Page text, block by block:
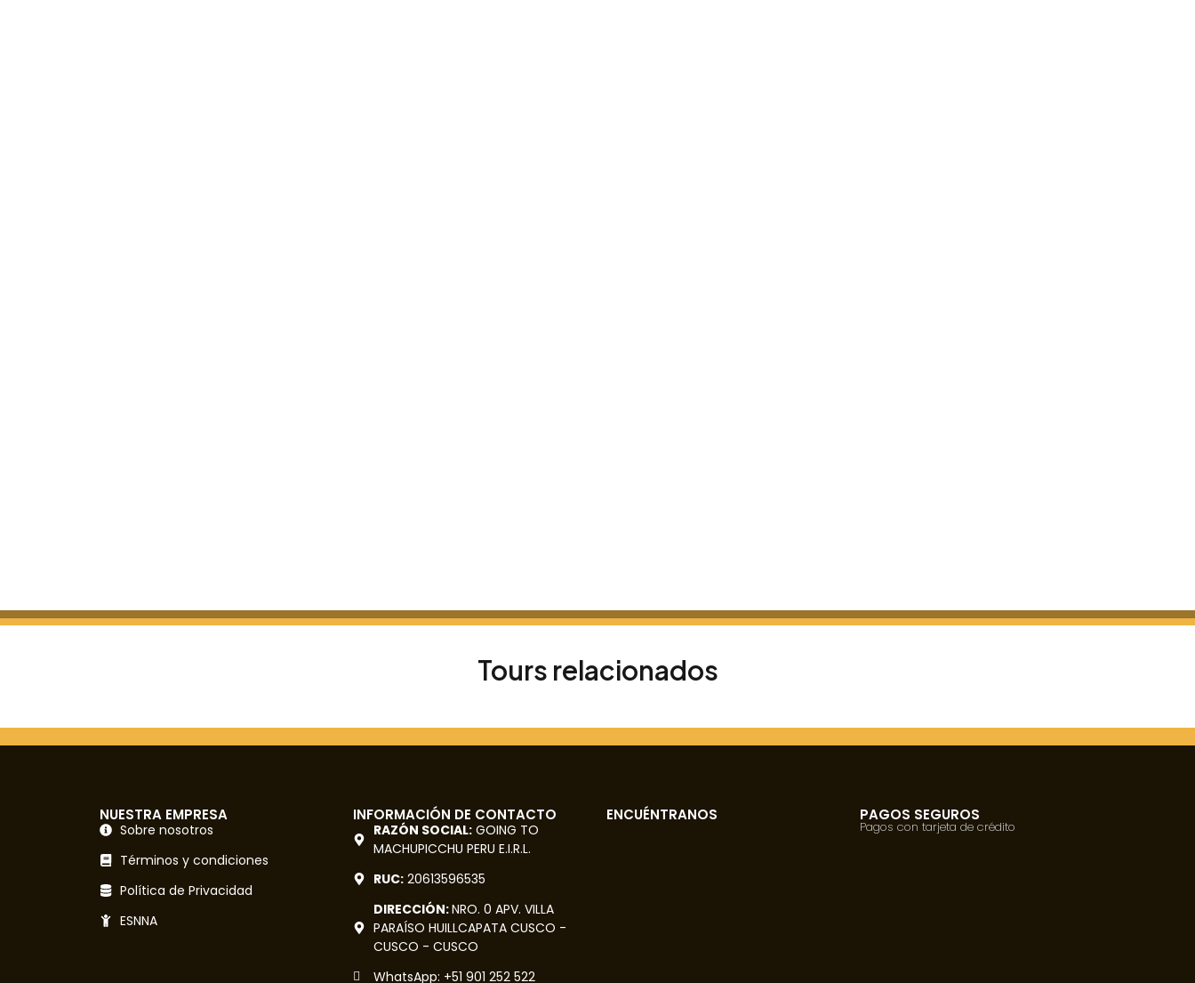
Tours relacionados
NUESTRA EMPRESA
Sobre nosotros
Términos y condiciones
Política de Privacidad
ESNNA
INFORMACIÓN DE CONTACTO
RAZÓN SOCIAL:GOING TO
MACHUPICCHU PERU E.I.R.L.
RUC:20613596535
DIRECCIÓN:NRO. 0 APV. VILLA
PARAÍSO HUILLCAPATA CUSCO -
CUSCO - CUSCO
WhatsApp: +51 901 252 522
ENCUÉNTRANOS PAGOS SEGUROS
Pagos con tarjeta de crédito